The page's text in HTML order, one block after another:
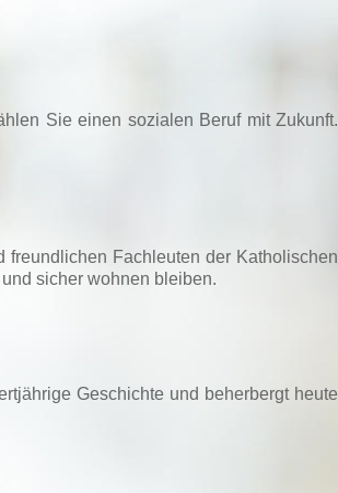
Sie einen sozialen Beruf mit Zukunft.
freundlichen Fachleuten der Katholischen
sicher wohnen bleiben.
Geschichte und beherbergt heute